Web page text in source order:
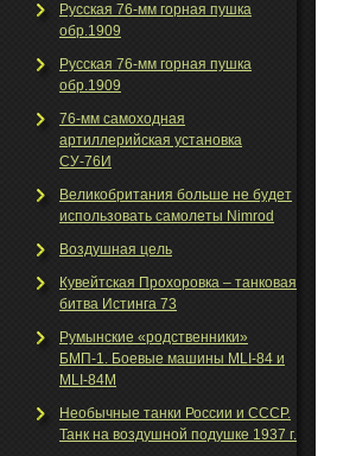
Русская 76-мм горная пушка
обр.1909
Русская 76-мм горная пушка
обр.1909
76-мм самоходная
артиллерийская установка
СУ-76И
Великобритания больше не будет
использовать самолеты Nimrod
Воздушная цель
Кувейтская Прохоровка – танковая
битва Истинга 73
Румынские «родственники»
БМП-1. Боевые машины MLI-84 и
MLI-84M
Необычные танки Росcии и СССР.
Танк на воздушной подушке 1937 г.